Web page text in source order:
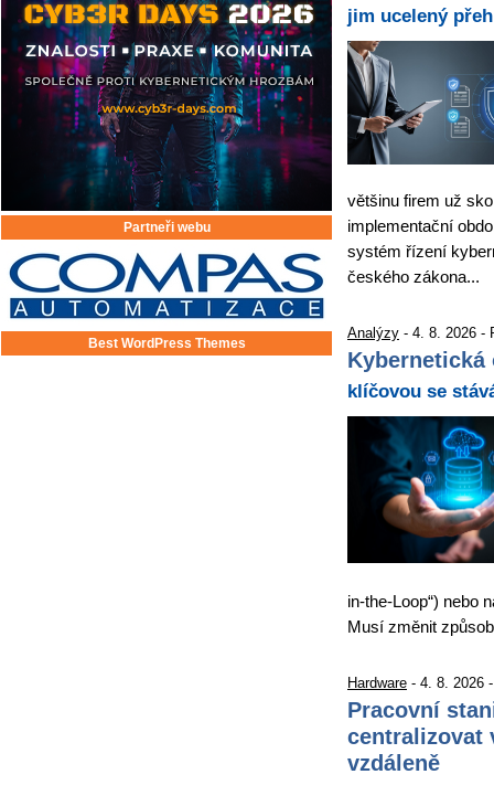
Partneři webu
Best WordPress Themes
jim ucelený
většinu firem už
implementační
systém řízení
českého zákona...
Analýzy - 4. 8. 2026 -
klíčovou se
in-the-Loop“) nebo
Musí změnit
Hardware - 4. 8. 2026
Pracovní
centralizovat
vzdáleně